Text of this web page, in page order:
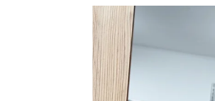
produktu
0,0
5
hviezdičiek.